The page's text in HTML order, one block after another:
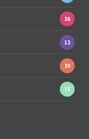
36
12
30
15